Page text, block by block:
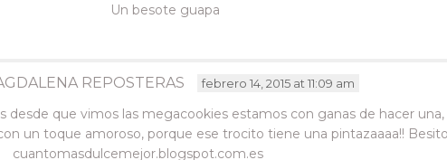
Un besote guapa
REPOSTERAS febrero 14, 2015 at 11:09 am
desde que vimos las megacookies estamos con ganas de hacer
un toque amoroso, porque ese trocito tiene una pintazaaaa!!
cuantomasdulcemejor.blogspot.com.es